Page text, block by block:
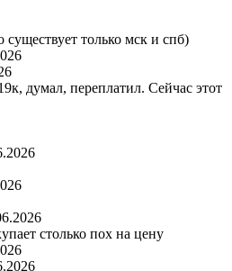
только мск и спб)
думал, переплатил. Сейчас этот
столько пох на цену